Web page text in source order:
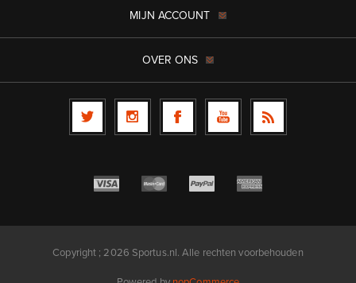
MIJN ACCOUNT
OVER ONS
Copyright ; 2026 Sportus.nl. Alle rechten voorbehouden